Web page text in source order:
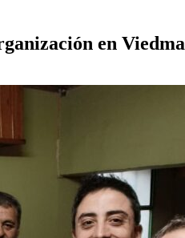
en Viedma